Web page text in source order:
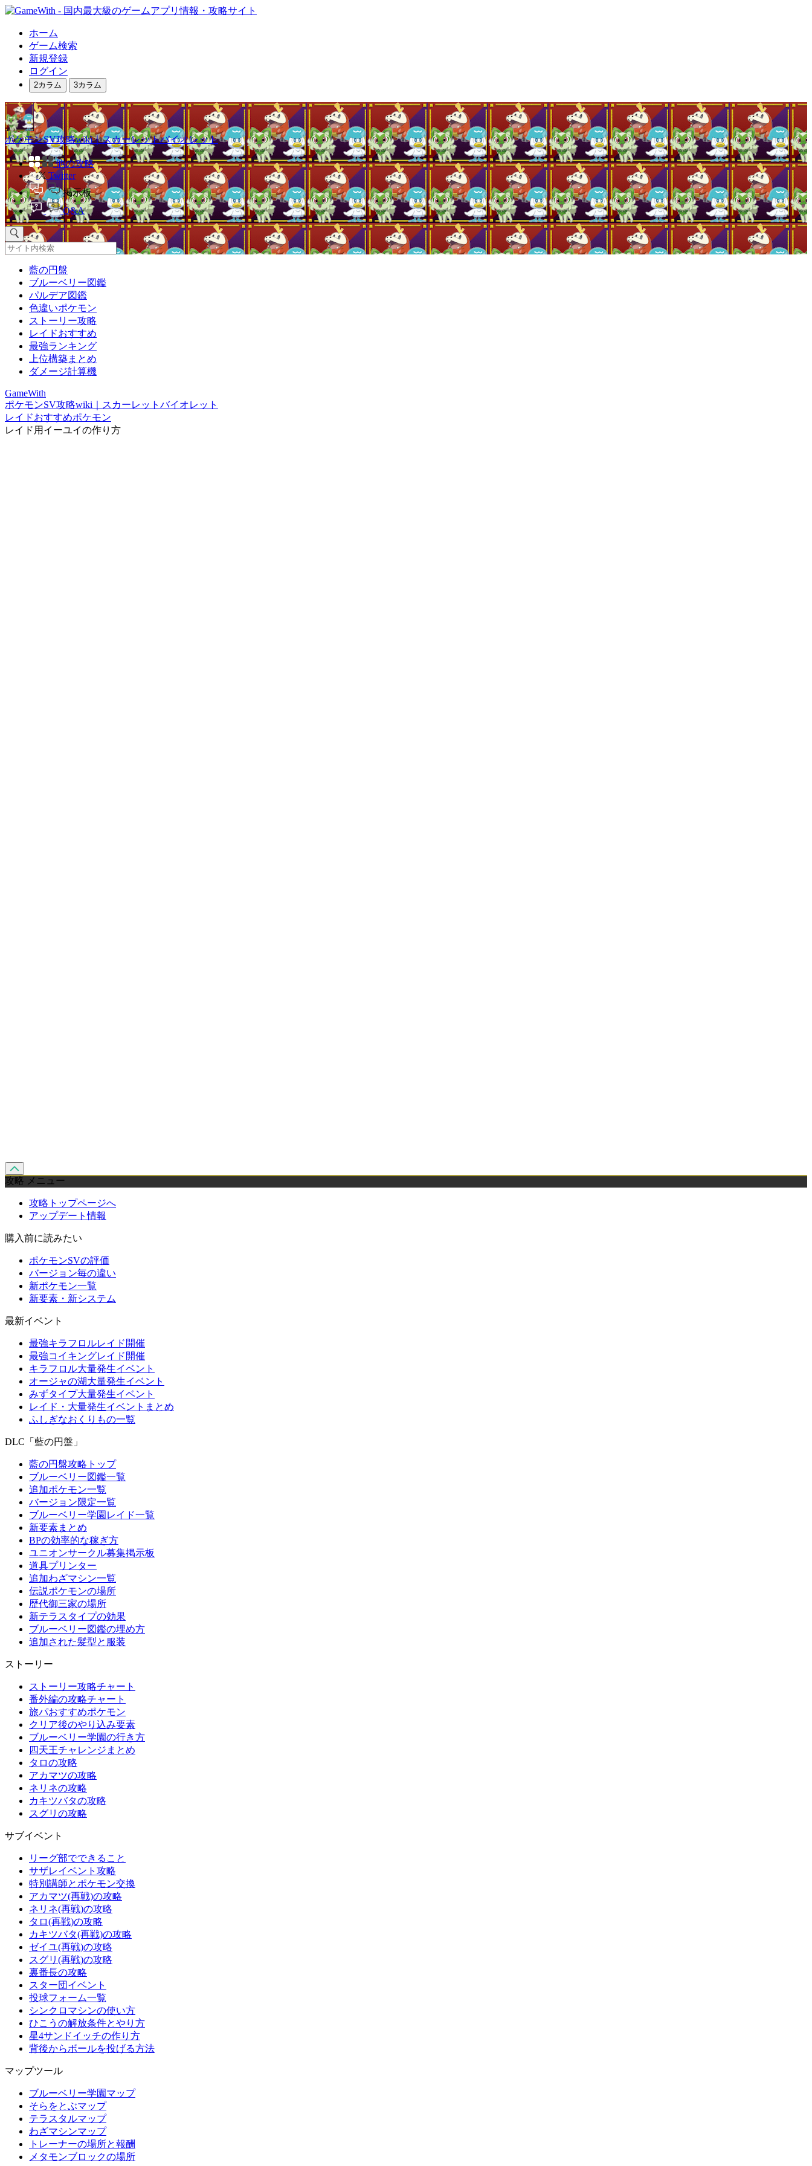
ホーム
ゲーム検索
新規登録
ログイン
2カラム 3カラム
ポケモンSV攻略wiki｜スカーレットバイオレット
他の攻略
Twitter
掲示板
Q&A
藍の円盤
ブルーベリー図鑑
パルデア図鑑
色違いポケモン
ストーリー攻略
レイドおすすめ
最強ランキング
上位構築まとめ
ダメージ計算機
GameWith
ポケモンSV攻略wiki｜スカーレットバイオレット
レイドおすすめポケモン
レイド用イーユイの作り方
攻略 メニュー
攻略トップページへ
アップデート情報
購入前に読みたい
ポケモンSVの評価
バージョン毎の違い
新ポケモン一覧
新要素・新システム
最新イベント
最強キラフロルレイド開催
最強コイキングレイド開催
キラフロル大量発生イベント
オージャの湖大量発生イベント
みずタイプ大量発生イベント
レイド・大量発生イベントまとめ
ふしぎなおくりもの一覧
DLC「藍の円盤」
藍の円盤攻略トップ
ブルーベリー図鑑一覧
追加ポケモン一覧
バージョン限定一覧
ブルーベリー学園レイド一覧
新要素まとめ
BPの効率的な稼ぎ方
ユニオンサークル募集掲示板
道具プリンター
追加わざマシン一覧
伝説ポケモンの場所
歴代御三家の場所
新テラスタイプの効果
ブルーベリー図鑑の埋め方
追加された髪型と服装
ストーリー
ストーリー攻略チャート
番外編の攻略チャート
旅パおすすめポケモン
クリア後のやり込み要素
ブルーベリー学園の行き方
四天王チャレンジまとめ
タロの攻略
アカマツの攻略
ネリネの攻略
カキツバタの攻略
スグリの攻略
サブイベント
リーグ部でできること
サザレイベント攻略
特別講師とポケモン交換
アカマツ(再戦)の攻略
ネリネ(再戦)の攻略
タロ(再戦)の攻略
カキツバタ(再戦)の攻略
ゼイユ(再戦)の攻略
スグリ(再戦)の攻略
裏番長の攻略
スター団イベント
投球フォーム一覧
シンクロマシンの使い方
ひこうの解放条件とやり方
星4サンドイッチの作り方
背後からボールを投げる方法
マップツール
ブルーベリー学園マップ
そらをとぶマップ
テラスタルマップ
わざマシンマップ
トレーナーの場所と報酬
メタモンブロックの場所